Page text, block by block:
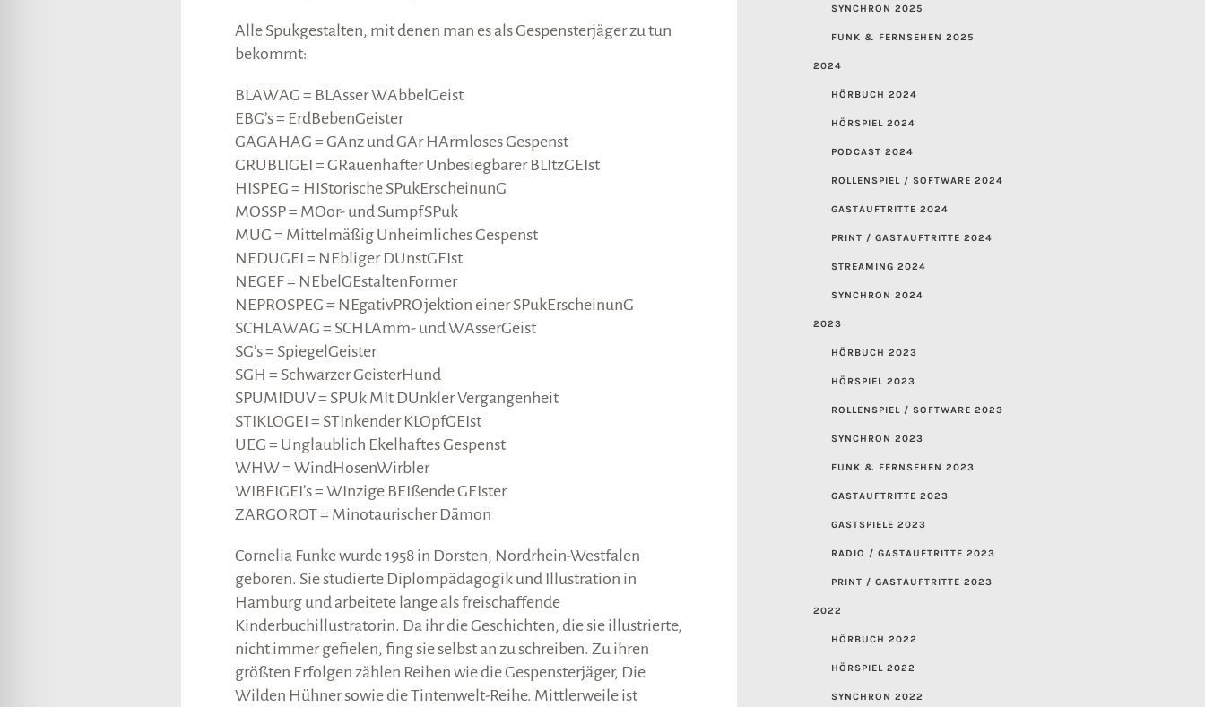
Alle Spukgestalten, mit denen man es als Gespensterjäger zu tun
bekommt:
BLAWAG = BLAsser WAbbelGeist
EBG’s = ErdBebenGeister
GAGAHAG = GAnz und GAr HArmloses Gespenst
GRUBLIGEI = GRauenhafter Unbesiegbarer BLItzGEIst
HISPEG = HIStorische SPukErscheinunG
MOSSP = MOor- und SumpfSPuk
MUG = Mittelmäßig Unheimliches Gespenst
NEDUGEI = NEbliger DUnstGEIst
NEGEF = NEbelGEstaltenFormer
NEPROSPEG = NEgativPROjektion einer SPukErscheinunG
SCHLAWAG = SCHLAmm- und WAsserGeist
SG’s = SpiegelGeister
SGH = Schwarzer GeisterHund
SPUMIDUV = SPUk MIt DUnkler Vergangenheit
STIKLOGEI = STInkender KLOpfGEIst
UEG = Unglaublich Ekelhaftes Gespenst
WHW = WindHosenWirbler
WIBEIGEI’s = WInzige BEIßende GEIster
ZARGOROT = Minotaurischer Dämon
Cornelia Funke wurde 1958 in Dorsten, Nordrhein-Westfalen
geboren. Sie studierte Diplompädagogik und Illustration in
Hamburg und arbeitete lange als freischaffende
Kinderbuchillustratorin. Da ihr die Geschichten, die sie illustrierte,
nicht immer gefielen, fing sie selbst an zu schreiben. Zu ihren
größten Erfolgen zählen Reihen wie die Gespensterjäger, Die
Wilden Hühner sowie die Tintenwelt-Reihe. Mittlerweile ist
SYNCHRON 2025
FUNK & FERNSEHEN 2025
2024
HÖRBUCH 2024
HÖRSPIEL 2024
PODCAST 2024
ROLLENSPIEL / SOFTWARE 2024
GASTAUFTRITTE 2024
PRINT / GASTAUFTRITTE 2024
STREAMING 2024
SYNCHRON 2024
2023
HÖRBUCH 2023
HÖRSPIEL 2023
ROLLENSPIEL / SOFTWARE 2023
SYNCHRON 2023
FUNK & FERNSEHEN 2023
GASTAUFTRITTE 2023
GASTSPIELE 2023
RADIO / GASTAUFTRITTE 2023
PRINT / GASTAUFTRITTE 2023
2022
HÖRBUCH 2022
HÖRSPIEL 2022
SYNCHRON 2022